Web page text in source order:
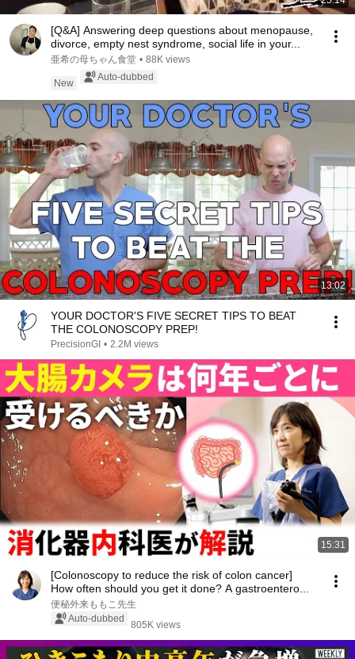
[Q&A] Answering deep questions about menopause,
divorce, empty nest syndrome, social life in your...
亜希の母ちゃん食堂 • 88K views
New
Auto-dubbed
13:02
YOUR DOCTOR'S FIVE SECRET TIPS TO BEAT
THE COLONOSCOPY PREP!
PrecisionGI • 2.2M views
15:31
[Colonoscopy to reduce the risk of colon cancer]
How often should you get it done? A gastroentero...
便秘外来ももこ先生
Auto-dubbed
805K views